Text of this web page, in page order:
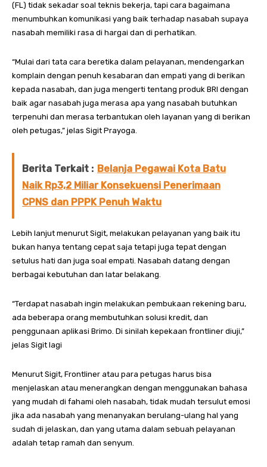
(FL) tidak sekadar soal teknis bekerja, tapi cara bagaimana
menumbuhkan komunikasi yang baik terhadap nasabah supaya
nasabah memiliki rasa di hargai dan di perhatikan.
“Mulai dari tata cara beretika dalam pelayanan, mendengarkan
komplain dengan penuh kesabaran dan empati yang di berikan
kepada nasabah, dan juga mengerti tentang produk BRI dengan
baik agar nasabah juga merasa apa yang nasabah butuhkan
terpenuhi dan merasa terbantukan oleh layanan yang di berikan
oleh petugas,” jelas Sigit Prayoga.
Berita Terkait : Belanja Pegawai Kota Batu
Naik Rp3,2 Miliar Konsekuensi Penerimaan
CPNS dan PPPK Penuh Waktu
Lebih lanjut menurut Sigit, melakukan pelayanan yang baik itu
bukan hanya tentang cepat saja tetapi juga tepat dengan
setulus hati dan juga soal empati. Nasabah datang dengan
berbagai kebutuhan dan latar belakang.
“Terdapat nasabah ingin melakukan pembukaan rekening baru,
ada beberapa orang membutuhkan solusi kredit, dan
penggunaan aplikasi Brimo. Di sinilah kepekaan frontliner diuji,”
jelas Sigit lagi
Menurut Sigit, Frontliner atau para petugas harus bisa
menjelaskan atau menerangkan dengan menggunakan bahasa
yang mudah di fahami oleh nasabah, tidak mudah tersulut emosi
jika ada nasabah yang menanyakan berulang-ulang hal yang
sudah di jelaskan, dan yang utama dalam sebuah pelayanan
adalah tetap ramah dan senyum.